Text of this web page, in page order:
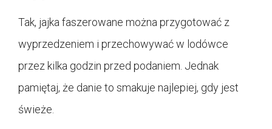
Tak, jajka faszerowane można przygotować z
wyprzedzeniem i przechowywać w lodówce
przez kilka godzin przed podaniem. Jednak
pamiętaj, że danie to smakuje najlepiej, gdy jest
świeże.